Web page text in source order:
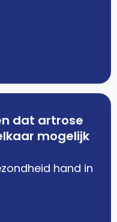
dat artrose
mogelijk
hand in